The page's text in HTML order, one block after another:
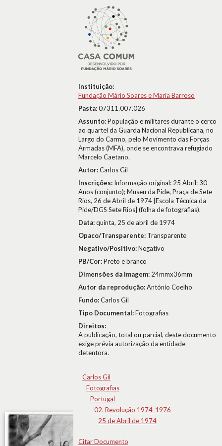
Instituição:
Fundação Mário Soares e Maria Barroso
Pasta:07311.007.026
Assunto:População e militares durante o cerco
ao quartel da Guarda Nacional Republicana, no
Largo do Carmo, pelo Movimento das Forças
Armadas (MFA), onde se encontrava refugiado
Marcelo Caetano.
Autor:Carlos Gil
Inscrições: Informação original: 25 Abril: 30
Anos (conjunto); Museu da Pide, Praça de Sete
Rios, 26 de Abril de 1974 [Escola Técnica da
Pide/DGS Sete Rios] (folha de fotografias).
Data:quinta, 25 de abril de 1974
Opaco/Transparente: Transparente
Negativo/Positivo:Negativo
PB/Cor:Preto e branco
Dimensões da Imagem: 24mmx36mm
Autor da reprodução:António Coelho
Fundo:Carlos Gil
Tipo Documental:Fotografias
Direitos:
A publicação, total ou parcial, deste documento
exige prévia autorização da entidade
detentora.
Carlos Gil
Fotografias
Portugal
02. Revolução 1974-1976
25 de Abril de 1974
Citar Documento